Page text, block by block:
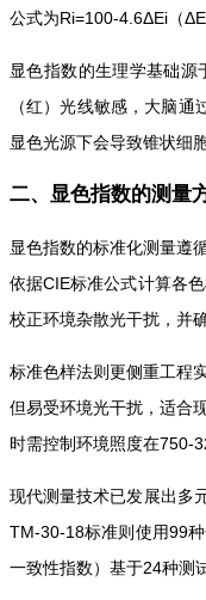
公式为Ri=100-4.6ΔEi（ΔEi
显色指数的生理学基础源
（红）光线敏感，大脑
显色光源下会导致锥状细胞
二、显色指数的测
显色指数的标准化测量遵循
依据CIE标准公式计算各色
校正环境杂散光干扰，并
标准色样法则更侧重工程实
但易受环境光干扰，适合现
时需控制环境照度在750-
现代测量技术已发展出多元
TM-30-18标准则使用99
一致性指数）基于24种测试